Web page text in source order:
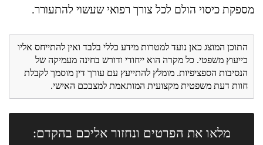
מספקת כיסוי הולם לכל צורך רפואי שעשוי להתעורר.
התוכן המוצג כאן נועד למטרות מידע כללי בלבד ואין להתייחס אליו
כייעוץ משפטי. כל מקרה הוא ייחודי ודורש בחינה מעמיקה של
הנסיבות הספציפיות. מומלץ להתייעץ עם עורך דין מוסמך לקבלת
חוות דעת משפטית מקצועית המותאמת למצבכם האישי.
מלאו את הפרטים ונחזור אליכם בהקדם: